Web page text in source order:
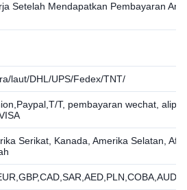
Setelah Mendapatkan Pembayaran
laut/DHL/UPS/Fedex/TNT/
T, pembayaran wechat,
Serikat, Kanada, Amerika Selatan,